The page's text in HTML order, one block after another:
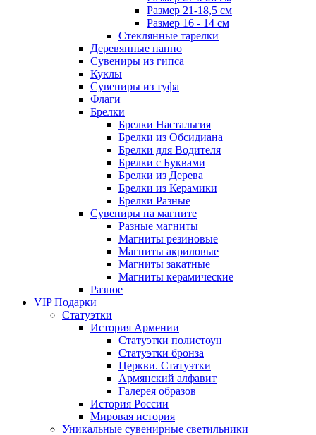
Размер 21-18,5 см
Размер 16 - 14 см
Стеклянные тарелки
Деревянные панно
Сувениры из гипса
Куклы
Сувениры из туфа
Флаги
Брелки
Брелки Настальгия
Брелки из Обсидиана
Брелки для Водителя
Брелки с Буквами
Брелки из Дерева
Брелки из Керамики
Брелки Разные
Сувениры на магните
Разные магниты
Магниты резиновые
Магниты акриловые
Магниты закатные
Магниты керамические
Разное
VIP Подарки
Статуэтки
История Армении
Статуэтки полистоун
Статуэтки бронза
Церкви. Статуэтки
Армянский алфавит
Галерея образов
История России
Мировая история
Уникальные сувенирные светильники